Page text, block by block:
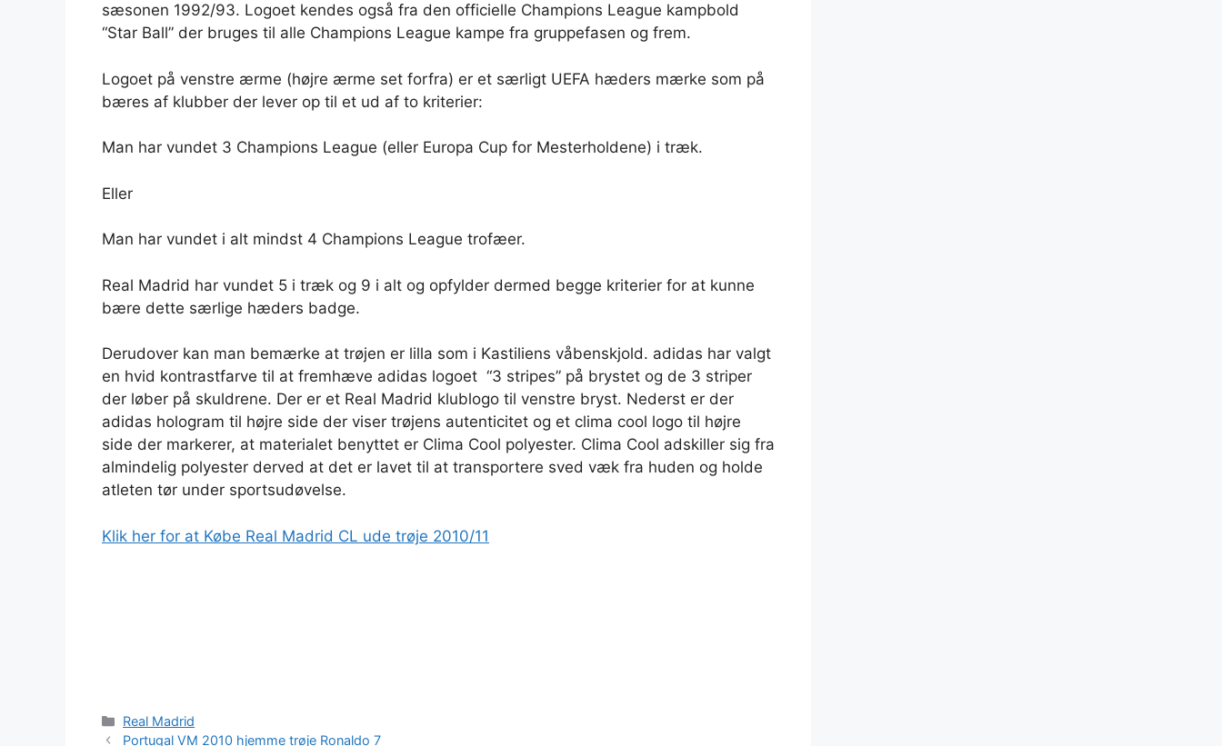
sæsonen 1992/93. Logoet kendes også fra den officielle Champions League kampbold
“Star Ball” der bruges til alle Champions League kampe fra gruppefasen og frem.
Logoet på venstre ærme (højre ærme set forfra) er et særligt UEFA hæders mærke som på
bæres af klubber der lever op til et ud af to kriterier:
Man har vundet 3 Champions League (eller Europa Cup for Mesterholdene) i træk.
Eller
Man har vundet i alt mindst 4 Champions League trofæer.
Real Madrid har vundet 5 i træk og 9 i alt og opfylder dermed begge kriterier for at kunne
bære dette særlige hæders badge.
Derudover kan man bemærke at trøjen er lilla som i Kastiliens våbenskjold. adidas har valgt
en hvid kontrastfarve til at fremhæve adidas logoet “3 stripes” på brystet og de 3 striper
der løber på skuldrene. Der er et Real Madrid klublogo til venstre bryst. Nederst er der
adidas hologram til højre side der viser trøjens autenticitet og et clima cool logo til højre
side der markerer, at materialet benyttet er Clima Cool polyester. Clima Cool adskiller sig fra
almindelig polyester derved at det er lavet til at transportere sved væk fra huden og holde
atleten tør under sportsudøvelse.
Klik her for at Købe Real Madrid CL ude trøje 2010/11
Kategorier
Real Madrid
Portugal VM 2010 hjemme trøje Ronaldo 7